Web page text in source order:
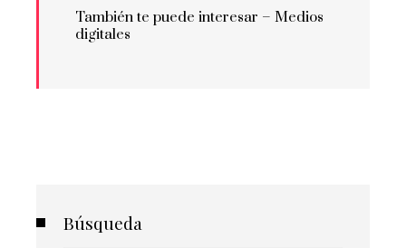
También te puede interesar – Medios
digitales
Búsqueda